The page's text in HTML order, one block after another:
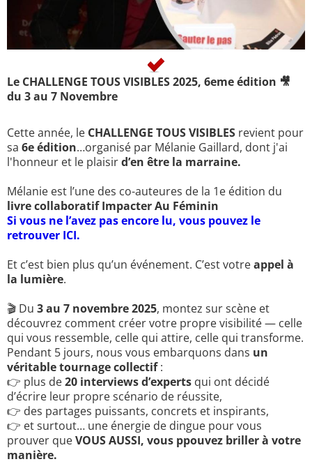
Le CHALLENGE TOUS VISIBLES 2025, 6eme édition 🎥
du 3 au 7 Novembre
Cette année, le CHALLENGE TOUS VISIBLES revient pour
sa 6e édition…organisé par Mélanie Gaillard, dont j'ai
l'honneur et le plaisird’en être la marraine.
Mélanie est l’une des co-auteures de la 1e édition du
livre collaboratif Impacter Au Féminin
Si vous ne l’avez pas encore lu, vous pouvez le
retrouver ICI.
Et c’est bien plus qu’un événement. C’est votreappel à
la lumière.
🎬 Du 3 au 7 novembre 2025, montez sur scène et
découvrez comment créer votre propre visibilité — celle
qui vous ressemble, celle qui attire, celle qui transforme.
Pendant 5 jours, nous vous embarquons dans un
véritable tournage collectif:
👉 plus de20 interviews d’experts qui ont décidé
d’écrire leur propre scénario de réussite,
👉 des partages puissants, concrets et inspirants,
👉 et surtout… une énergie de dingue pour vous
prouver queVOUS AUSSI, vous ppouvez briller à votre
manière.